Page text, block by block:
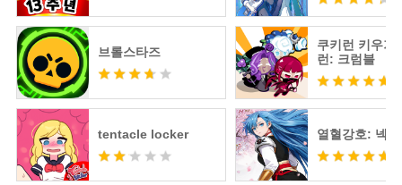
브롤스타즈
tentacle locker
쿠키런 키우기
런: 크럼블
열혈강호: 넥